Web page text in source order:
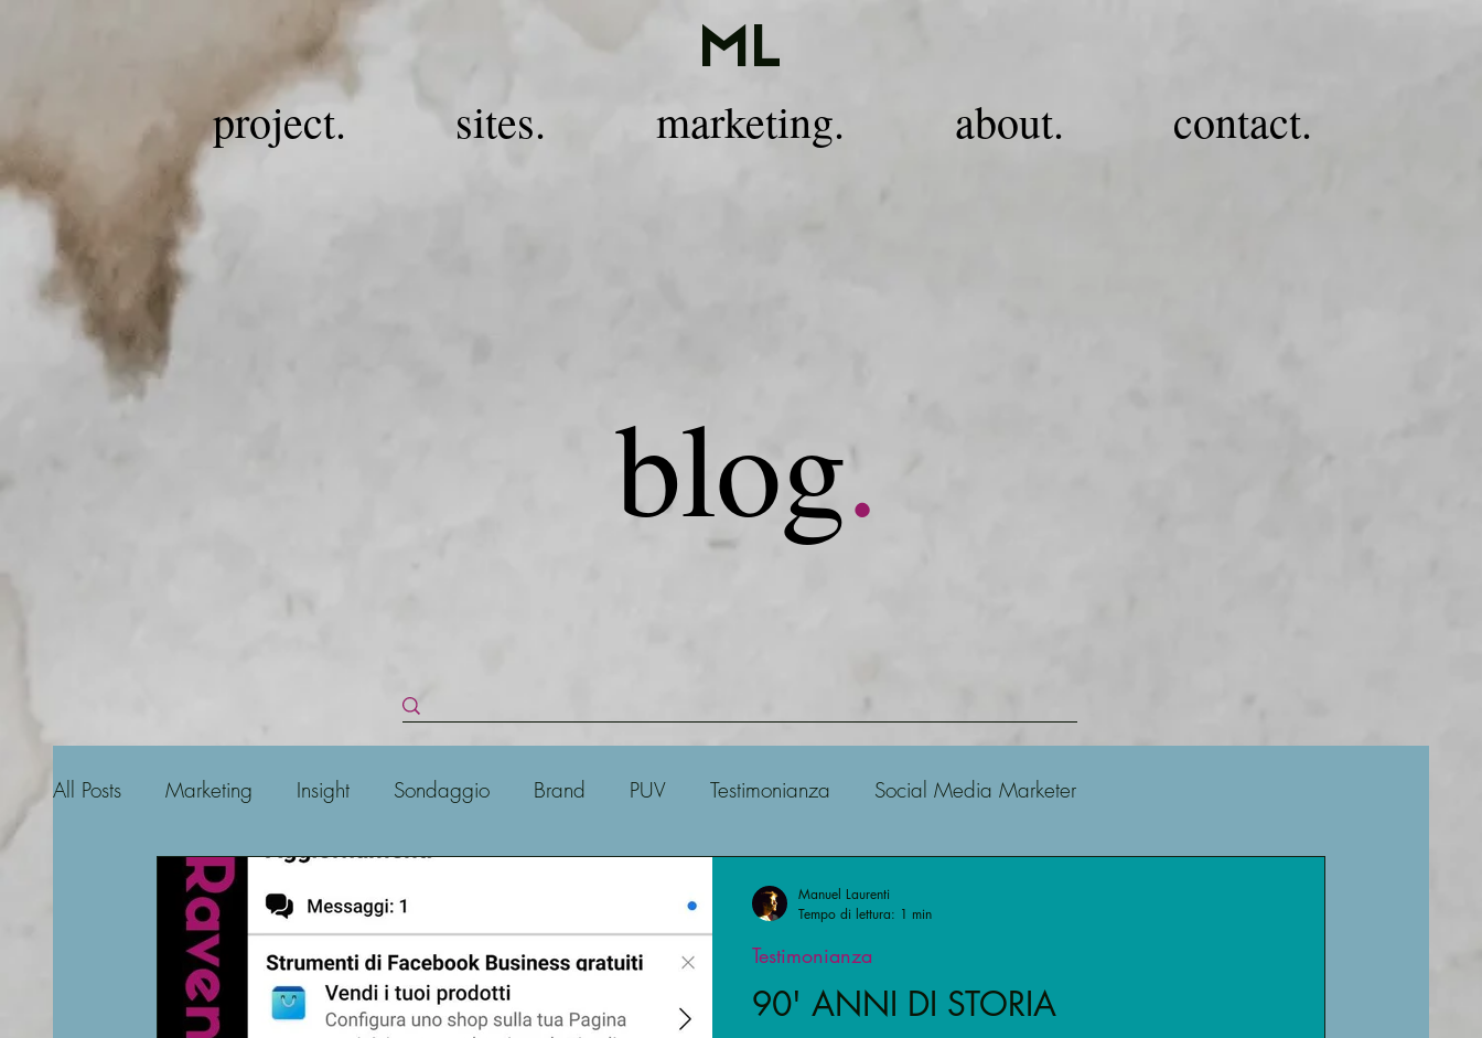
ML
project. sites. marketing. about. contact.
blog.
All Posts Marketing Insight Sondaggio Brand PUV Testimonianza Social Media Marketer
Social Media
Posizionamento Instagram Analisi Studiare il mercato Google
90' ANNI DI STORIA
Testimonianza
Manuel Laurenti
Tempo di lettura: 1 min